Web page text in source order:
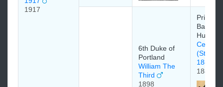
1917
6th Duke of
Portland
William The
Third
1898
Prince
Hungary
Сент
(St
1881
1881